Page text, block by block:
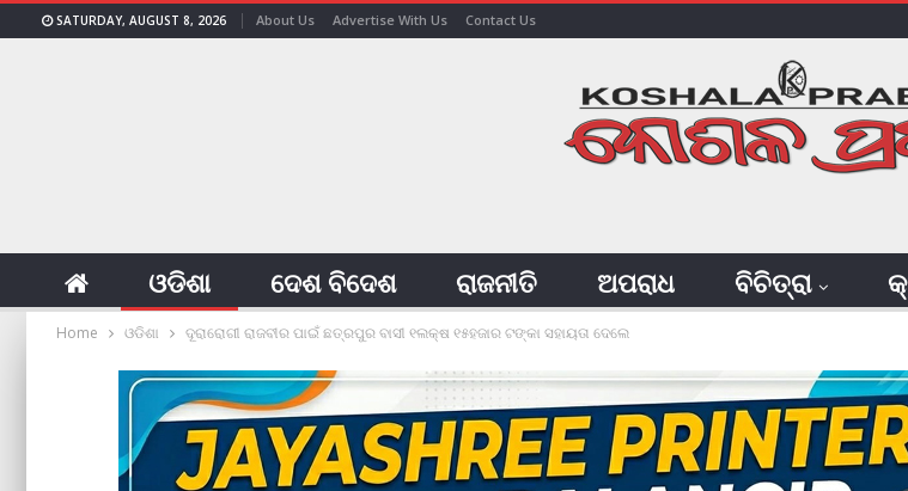
SATURDAY, AUGUST 8, 2026 About Us Advertise With Us Contact Us
ଓଡିଶା ଦେଶ ବିଦେଶ ରାଜନୀତି ଅପରାଧ ବିଚିତ୍ରା
Home ଓଡିଶା ଦୂରାରୋଗୀ ରାଜବୀର ପାଇଁ ଛତ୍ରପୁର ବାସୀ ୧ଲକ୍ଷ ୧୫ହଜାର ଟଙ୍କା ସହାୟତା ଦେଲେ